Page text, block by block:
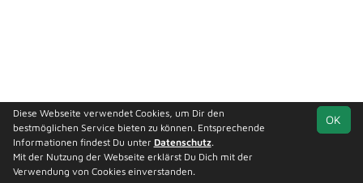
OK
Diese Webseite verwendet Cookies, um Dir den
bestmöglichen Service bieten zu können. Entsprechende
Informationen findest Du unter Datenschutz.
Mit der Nutzung der Webseite erklärst Du Dich mit der
Verwendung von Cookies einverstanden.